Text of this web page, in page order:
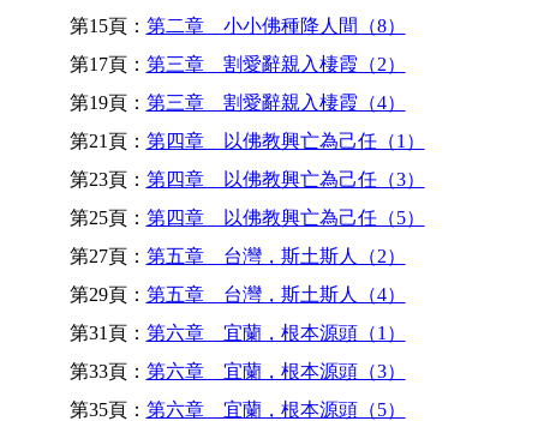
第15頁： 第二章 小小佛種降人間（8）
第17頁： 第三章 割愛辭親入棲霞（2）
第19頁： 第三章 割愛辭親入棲霞（4）
第21頁： 第四章 以佛教興亡為己任（1）
第23頁： 第四章 以佛教興亡為己任（3）
第25頁： 第四章 以佛教興亡為己任（5）
第27頁： 第五章 台灣，斯土斯人（2）
第29頁： 第五章 台灣，斯土斯人（4）
第31頁： 第六章 宜蘭，根本源頭（1）
第33頁： 第六章 宜蘭，根本源頭（3）
第35頁： 第六章 宜蘭，根本源頭（5）